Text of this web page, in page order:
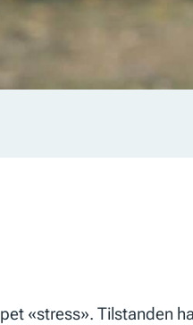
«stress». Tilstanden